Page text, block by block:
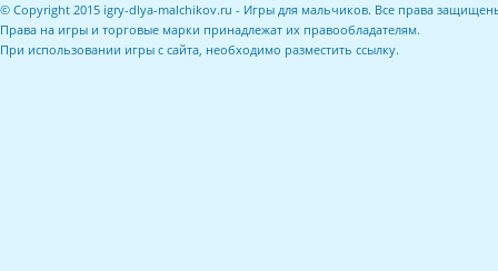
© Copyright 2015 igry-dlya-malchikov.ru - Игры для мальчиков. Все права
Права на игры и торговые марки принадлежат их правообладателям.
При использовании игры с сайта, необходимо разместить ссылку.